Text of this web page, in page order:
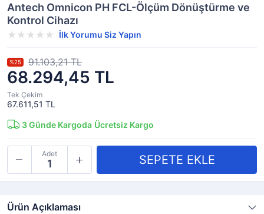
Antech Omnicon PH FCL-Ölçüm Dönüştürme ve
Kontrol Cihazı
İlk Yorumu Siz Yapın
68.294,45 TL
%25 91.103,21 TL
Tek Çekim
67.611,51 TL
3Günde Kargoda Ücretsiz Kargo
Adet
Ürün Açıklaması